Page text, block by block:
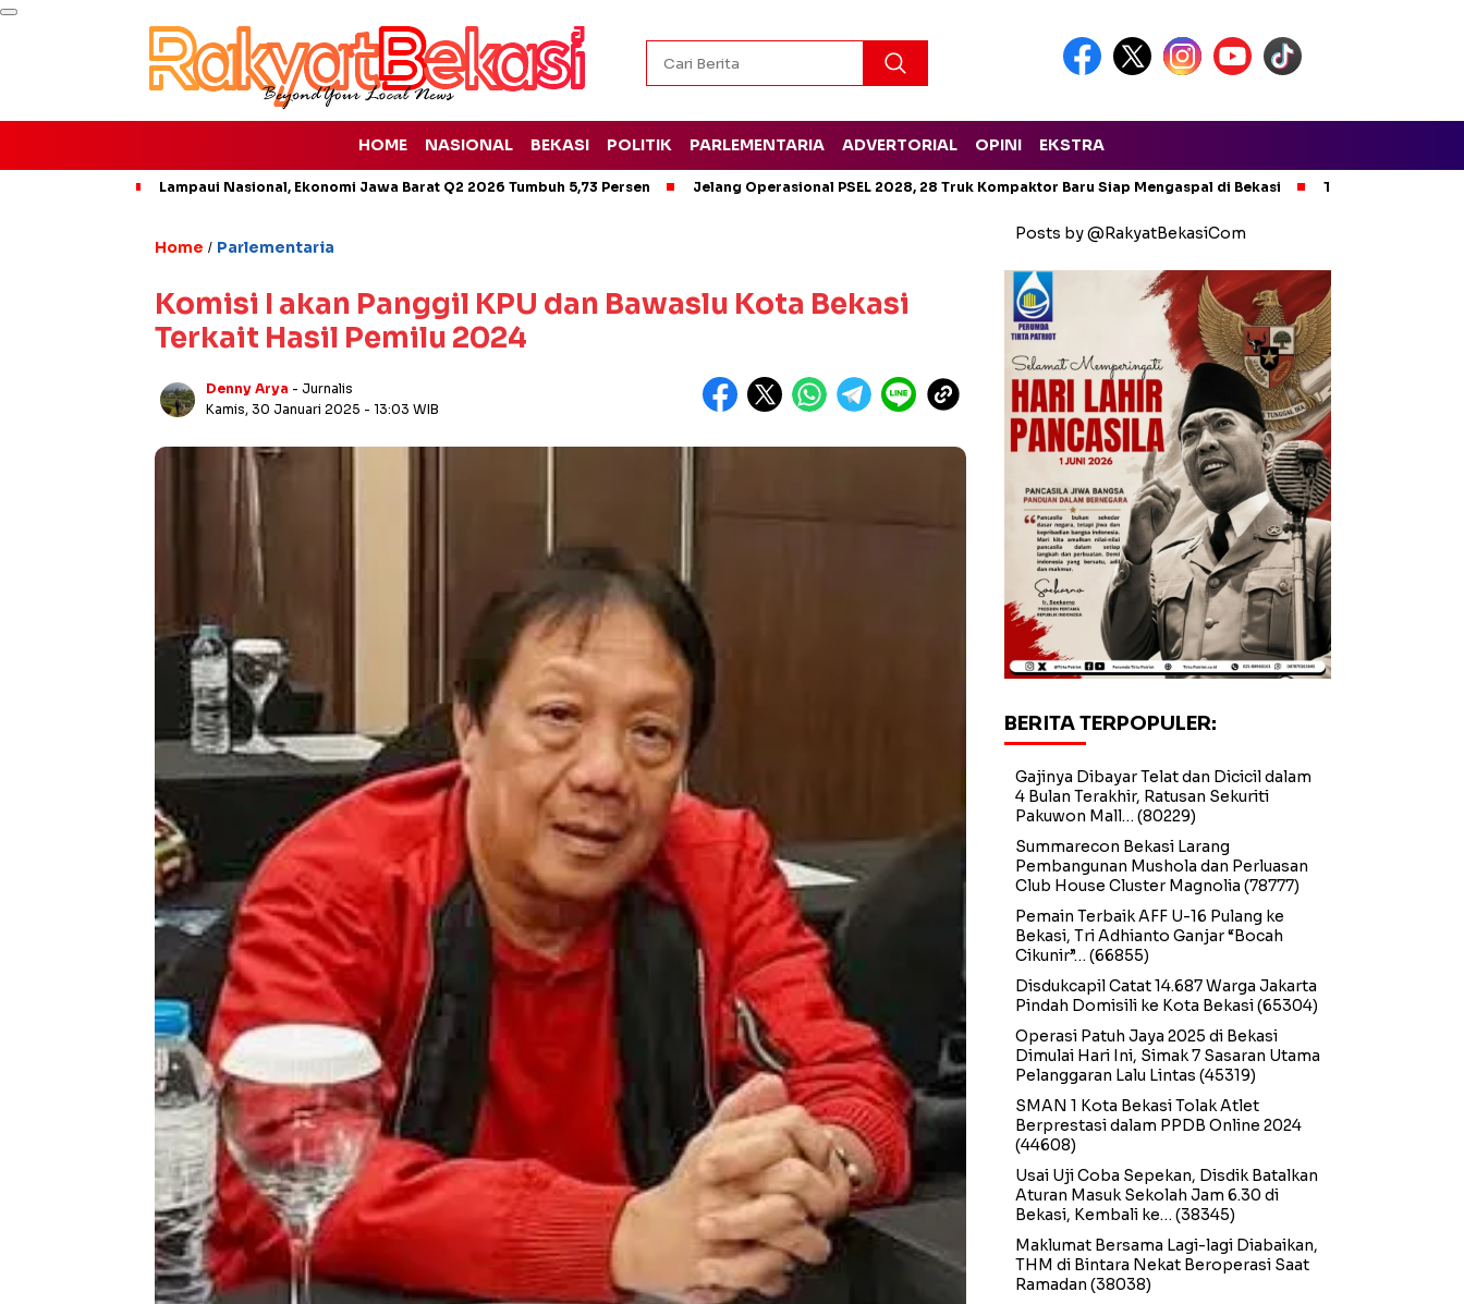
HOME NASIONAL BEKASI POLITIK PARLEMENTARIA ADVERTORIAL OPINI EKSTRA
Lampaui Nasional, Ekonomi Jawa Barat Q2 2026 Tumbuh 5,73 Persen Jelang Operasional PSEL 2028, 28 Truk Kompaktor Baru Siap Mengaspal di Bekasi Tak Ada
Home / Parlementaria
Komisi I akan Panggil KPU dan Bawaslu Kota Bekasi
Terkait Hasil Pemilu 2024
Denny Arya - Jurnalis
Kamis, 30 Januari 2025 - 13:03 WIB
Posts by @RakyatBekasiCom
BERITA TERPOPULER:
Gajinya Dibayar Telat dan Dicicil dalam
4 Bulan Terakhir, Ratusan Sekuriti
Pakuwon Mall… (80229)
Summarecon Bekasi Larang
Pembangunan Mushola dan Perluasan
Club House Cluster Magnolia (78777)
Pemain Terbaik AFF U-16 Pulang ke
Bekasi, Tri Adhianto Ganjar “Bocah
Cikunir”… (66855)
Disdukcapil Catat 14.687 Warga Jakarta
Pindah Domisili ke Kota Bekasi(65304)
Operasi Patuh Jaya 2025 di Bekasi
Dimulai Hari Ini, Simak 7 Sasaran Utama
Pelanggaran Lalu Lintas (45319)
SMAN 1 Kota Bekasi Tolak Atlet
Berprestasi dalam PPDB Online 2024
(44608)
Usai Uji Coba Sepekan, Disdik Batalkan
Aturan Masuk Sekolah Jam 6.30 di
Bekasi, Kembali ke… (38345)
Maklumat Bersama Lagi-lagi Diabaikan,
THM di Bintara Nekat Beroperasi Saat
Ramadan (38038)